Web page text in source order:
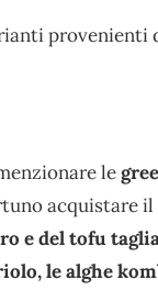
le
acquistare il
e del tofu
le alghe